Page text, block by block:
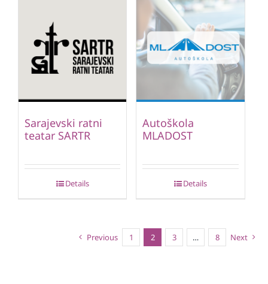
Sarajevski ratni
teatar SARTR
Details
Autoškola
MLADOST
Details
Previous 1 2 3 … 8 Next